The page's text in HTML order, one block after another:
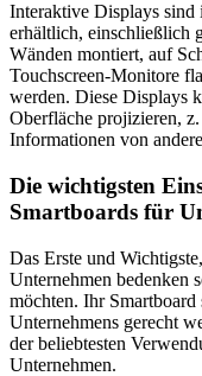
Interaktive Displays sind
erhältlich, einschließlich
Wänden montiert, auf
Touchscreen-Monitore
werden. Diese Displays
Oberfläche projizieren,
Informationen von
Die wichtigsten
Smartboards für
Das Erste und
Unternehmen bedenken
möchten. Ihr
Unternehmens gerecht
der beliebtesten
Unternehmen.